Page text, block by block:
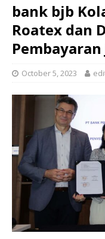
bank bjb
Roatex dan
October 5, 2023